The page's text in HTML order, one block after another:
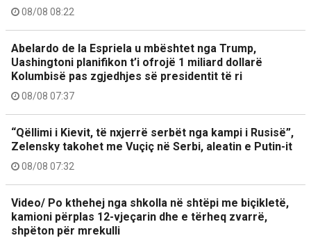
08/08 08:22
Abelardo de la Espriela u mbështet nga Trump,
Uashingtoni planifikon t’i ofrojë 1 miliard dollarë
Kolumbisë pas zgjedhjes së presidentit të ri
08/08 07:37
“Qëllimi i Kievit, të nxjerrë serbët nga kampi i Rusisë”,
Zelensky takohet me Vuçiç në Serbi, aleatin e Putin-it
08/08 07:32
Video/ Po kthehej nga shkolla në shtëpi me biçikletë,
kamioni përplas 12-vjeçarin dhe e tërheq zvarrë,
shpëton për mrekulli